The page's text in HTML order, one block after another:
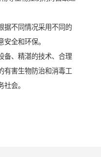
据不同情况采用不同的
全和环保。
备、精湛的技术、合理
有害生物防治和消毒工
会。